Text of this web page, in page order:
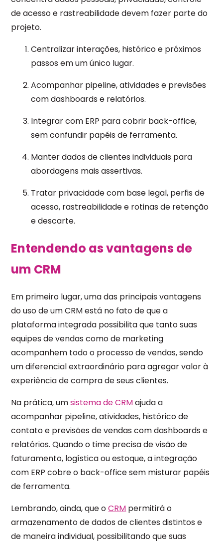
de acesso e rastreabilidade devem fazer parte do
projeto.
Centralizar interações, histórico e próximos
passos em um único lugar.
Acompanhar pipeline, atividades e previsões
com dashboards e relatórios.
Integrar com ERP para cobrir back-office,
sem confundir papéis de ferramenta.
Manter dados de clientes individuais para
abordagens mais assertivas.
Tratar privacidade com base legal, perfis de
acesso, rastreabilidade e rotinas de retenção
e descarte.
Entendendo as vantagens de
um CRM
Em primeiro lugar, uma das principais vantagens
do uso de um CRM está no fato de que a
plataforma integrada possibilita que tanto suas
equipes de vendas como de marketing
acompanhem todo o processo de vendas, sendo
um diferencial extraordinário para agregar valor à
experiência de compra de seus clientes.
Na prática, umsistema de CRMajuda a
acompanhar pipeline, atividades, histórico de
contato e previsões de vendas com dashboards e
relatórios. Quando o time precisa de visão de
faturamento, logística ou estoque, a integração
com ERP cobre o back-office sem misturar papéis
de ferramenta.
Lembrando, ainda, que oCRM permitirá o
armazenamento de dados de clientes distintos e
de maneira individual, possibilitando que suas